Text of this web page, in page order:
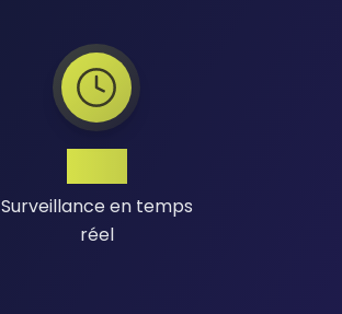
Surveillance en temps
réel